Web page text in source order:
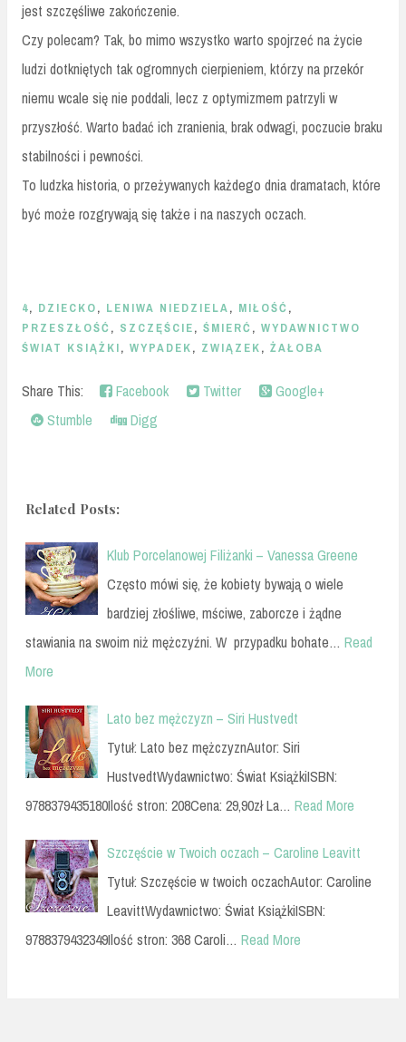
jest szczęśliwe zakończenie.
Czy polecam? Tak, bo mimo wszystko warto spojrzeć na życie
ludzi dotkniętych tak ogromnych cierpieniem, którzy na przekór
niemu wcale się nie poddali, lecz z optymizmem patrzyli w
przyszłość. Warto badać ich zranienia, brak odwagi, poczucie braku
stabilności i pewności.
To ludzka historia, o przeżywanych każdego dnia dramatach, które
być może rozgrywają się także i na naszych oczach.
4, DZIECKO, LENIWA NIEDZIELA, MIŁOŚĆ ,
PRZESZŁOŚĆ , SZCZĘŚCIE, ŚMIERĆ , WYDAWNICTWO
ŚWIAT KSIĄŻKI, WYPADEK, ZWIĄZEK, ŻAŁOBA
Share This: Facebook Twitter
Google+
Stumble
Digg
Related Posts:
Klub Porcelanowej Filiżanki – Vanessa Greene
Często mówi się, że kobiety bywają o wiele
bardziej złośliwe, mściwe, zaborcze i żądne
stawiania na swoim niż mężczyźni. W przypadku bohate… Read
More
Lato bez mężczyzn – Siri Hustvedt
Tytuł: Lato bez mężczyznAutor: Siri
HustvedtWydawnictwo: Świat KsiążkiISBN:
9788379435180Ilość stron: 208Cena: 29,90zł La… Read More
Szczęście w Twoich oczach – Caroline Leavitt
Tytuł: Szczęście w twoich oczachAutor: Caroline
LeavittWydawnictwo: Świat KsiążkiISBN:
9788379432349Ilość stron: 368 Caroli… Read More